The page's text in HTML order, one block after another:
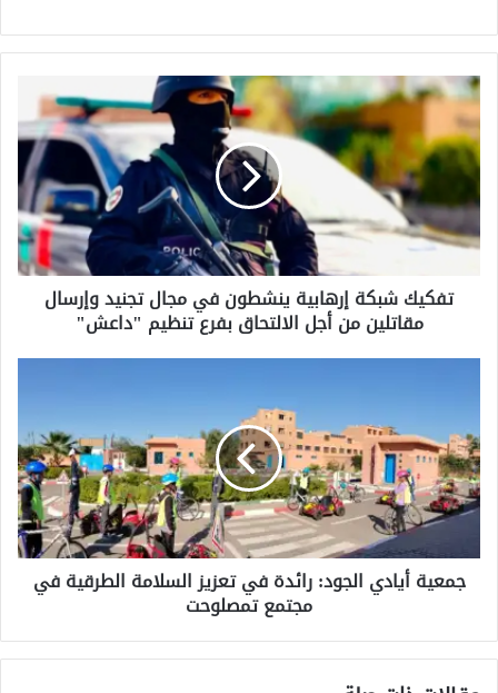
ت
ف
ك
ي
ك
ش
ب
ك
ا
ة
ي
ن
ش
و
م
تفكيك شبكة إرهابية ينشطون في مجال تجنيد وإرسال
مقاتلين من أجل الالتحاق بفرع تنظيم "داعش"
ي
ة
أ
ي
د
ج
جمعية أيادي الجود: رائدة في تعزيز السلامة الطرقية في
مجتمع تمصلوحت